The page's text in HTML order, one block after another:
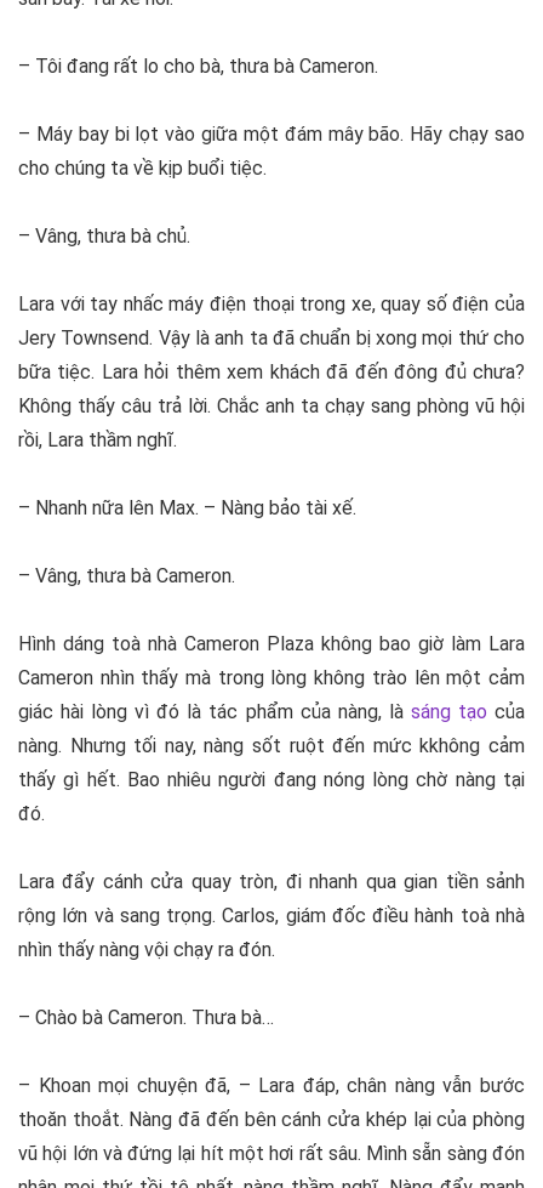
– Tôi đang rất lo cho bà, thưa bà Cameron.
– Máy bay bi lọt vào giữa một đám mây bão. Hãy chạy sao
cho chúng ta về kịp buổi tiệc.
– Vâng, thưa bà chủ.
Lara với tay nhấc máy điện thoại trong xe, quay số điện của
Jery Townsend. Vậy là anh ta đã chuẩn bị xong mọi thứ cho
bữa tiệc. Lara hỏi thêm xem khách đã đến đông đủ chưa?
Không thấy câu trả lời. Chắc anh ta chạy sang phòng vũ hội
rồi, Lara thầm nghĩ.
– Nhanh nữa lên Max. – Nàng bảo tài xế.
– Vâng, thưa bà Cameron.
Hình dáng toà nhà Cameron Plaza không bao giờ làm Lara
Cameron nhìn thấy mà trong lòng không trào lên một cảm
giác hài lòng vì đó là tác phẩm của nàng, là sáng tạo của
nàng. Nhưng tối nay, nàng sốt ruột đến mức kkhông cảm
thấy gì hết. Bao nhiêu người đang nóng lòng chờ nàng tại
đó.
Lara đẩy cánh cửa quay tròn, đi nhanh qua gian tiền sảnh
rộng lớn và sang trọng. Carlos, giám đốc điều hành toà nhà
nhìn thấy nàng vội chạy ra đón.
– Chào bà Cameron. Thưa bà…
– Khoan mọi chuyện đã, – Lara đáp, chân nàng vẫn bước
thoăn thoắt. Nàng đã đến bên cánh cửa khép lại của phòng
vũ hội lớn và đứng lại hít một hơi rất sâu. Mình sẵn sàng đón